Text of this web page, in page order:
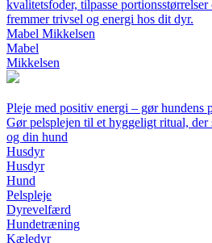
kvalitetsfoder, tilpasse portionsstørrelser
fremmer trivsel og energi hos dit dyr.
Mabel Mikkelsen
Mabel
Mikkelsen
Pleje med positiv energi – gør hundens
Gør pelsplejen til et hyggeligt ritual,
og din hund
Husdyr
Husdyr
Hund
Pelspleje
Dyrevelfærd
Hundetræning
Kæledyr